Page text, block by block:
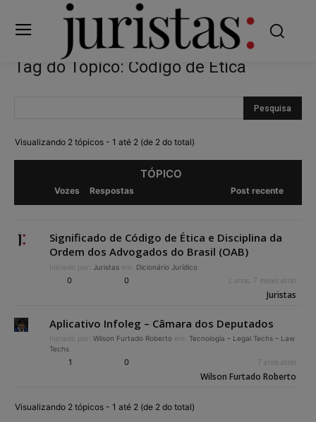
Tag do Tópico: Código de Ética
Visualizando 2 tópicos - 1 até 2 (de 2 do total)
TÓPICO
Vozes Respostas Post recente
Significado de Código de Ética e Disciplina da
Ordem dos Advogados do Brasil (OAB)
Iniciado por: Juristas em: Dicionário Jurídico
0 0 2 anos, 7 meses atrás
Juristas
Aplicativo Infoleg – Câmara dos Deputados
Iniciado por: Wilson Furtado Roberto em: Tecnologia – Legal Techs – Law
Techs
1 0 7 anos atrás
Wilson Furtado Roberto
Visualizando 2 tópicos - 1 até 2 (de 2 do total)